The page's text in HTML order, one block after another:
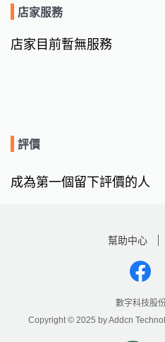
店家服務
店家目前暫無服務
評價
成為第一個留下評價的人
幫助中心
數字科技股
Copyright © 2025 by Addcn